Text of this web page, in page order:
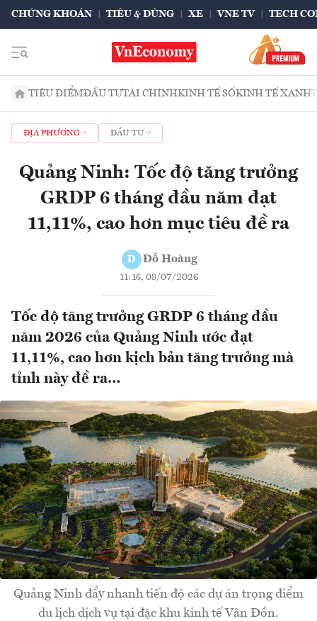
CHỨNG KHOÁN TIÊU & DÙNG XE VNE TV TECH
TIÊU ĐIỂMĐẦU TƯTÀI CHÍNHKINH TẾ SỐKINH TẾ XANH
ĐỊA PHƯƠNG ĐẦU TƯ
Quảng Ninh: Tốc độ tăng trưởng
GRDP 6 tháng đầu năm đạt
11,11%, cao hơn mục tiêu đề ra
Đ Đỗ Hoàng
11:16, 08/07/2026
Tốc độ tăng trưởng GRDP 6 tháng đầu
năm 2026 của Quảng Ninh ước đạt
11,11%, cao hơn kịch bản tăng trưởng mà
tỉnh này đề ra…
Quảng Ninh đẩy nhanh tiến độ các dự án trọng điểm
du lịch dịch vụ tại đặc khu kinh tế Vân Đồn.